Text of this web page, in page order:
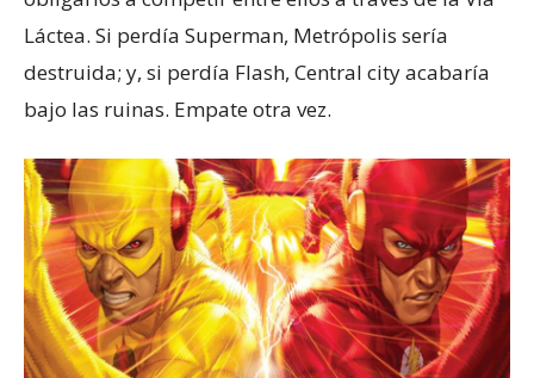
Láctea. Si perdía Superman, Metrópolis sería
destruida; y, si perdía Flash, Central city acabaría
bajo las ruinas. Empate otra vez.